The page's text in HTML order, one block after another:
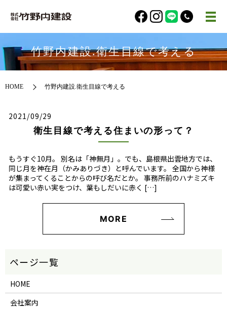
竹野内建設.衛生目線で考える
HOME 竹野内建設.衛生目線で考える
2021/09/29
衛生目線で考える住まいの形って？
もうすぐ10月。 別名は「神無月」。でも、島根県出雲地方では、
同じ月を神在月（かみありづき）と呼んでいます。 全国から神様
が集まってくることからの呼び名だとか。 事務所前のハナミズキ
は可愛い赤い実をつけ、葉もしだいに赤く […]
MORE
HOME
会社案内